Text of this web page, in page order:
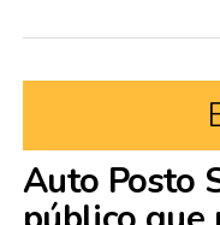
Auto Posto